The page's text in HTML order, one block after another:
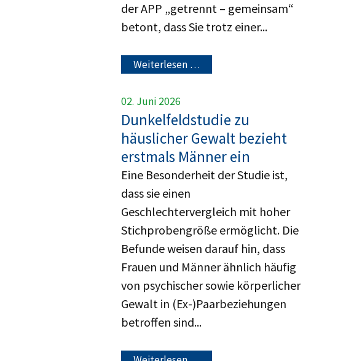
der APP „getrennt – gemeinsam“
betont, dass Sie trotz einer...
Weiterlesen …
02. Juni 2026
Dunkelfeldstudie zu
häuslicher Gewalt bezieht
erstmals Männer ein
Eine Besonderheit der Studie ist,
dass sie einen
Geschlechtervergleich mit hoher
Stichprobengröße ermöglicht. Die
Befunde weisen darauf hin, dass
Frauen und Männer ähnlich häufig
von psychischer sowie körperlicher
Gewalt in (Ex-)Paarbeziehungen
betroffen sind...